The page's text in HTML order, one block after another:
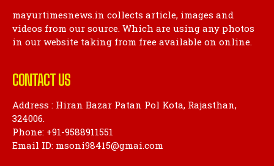
mayurtimesnews.in collects article, images and
videos from our source. Which are using any photos
in our website taking from free available on online.
CONTACT US
Address : Hiran Bazar Patan Pol Kota, Rajasthan,
324006.
Phone: +91-9588911551
Email ID: msoni98415@gmai.com